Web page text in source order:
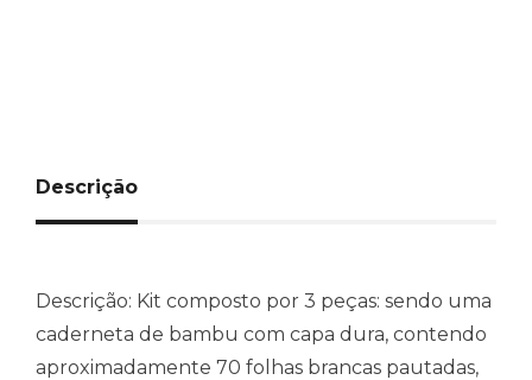
Descrição
Descrição: Kit composto por 3 peças: sendo uma
caderneta de bambu com capa dura, contendo
aproximadamente 70 folhas brancas pautadas,